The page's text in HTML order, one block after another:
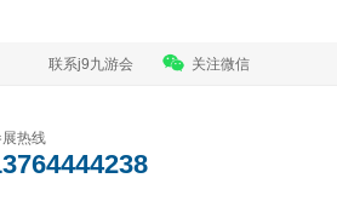
联系j9九游会 关注微信
热线